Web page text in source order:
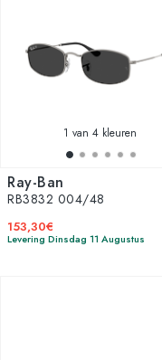
1 van 4 kleuren
Ray-Ban
RB3832 004/48
153,30€
Levering Dinsdag 11 Augustus